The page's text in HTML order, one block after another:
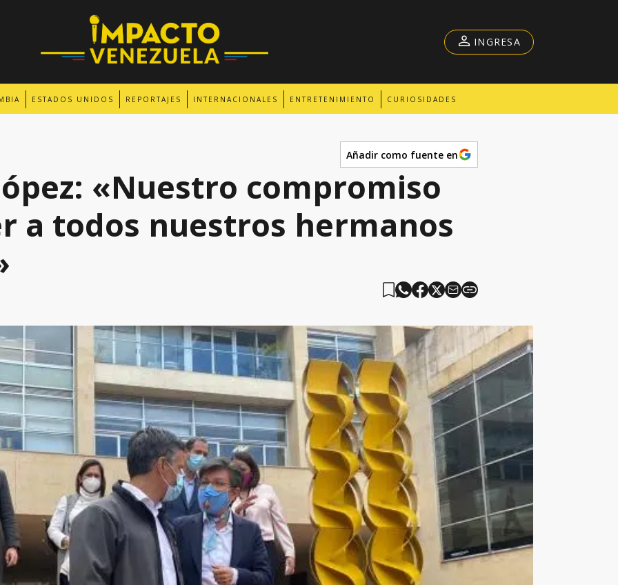
ESTADOS UNIDOS REPORTAJES INTERNACIONALES ENTRETENIMIENTO CURIOSIDADES
INGRESA
Añadir como fuente en
«Nuestro compromiso
a todos nuestros hermanos